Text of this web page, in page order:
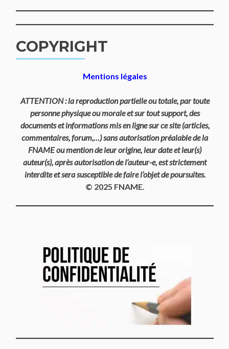
COPYRIGHT
Mentions légales
ATTENTION : la reproduction partielle ou totale, par toute
personne physique ou morale et sur tout support, des
documents et informations mis en ligne sur ce site (articles,
commentaires, forum,…) sans autorisation préalable de la
FNAME ou mention de leur origine, leur date et leur(s)
auteur(s), après autorisation de l’auteur-e, est strictement
interdite et sera susceptible de faire l’objet de poursuites.
© 2025 FNAME.